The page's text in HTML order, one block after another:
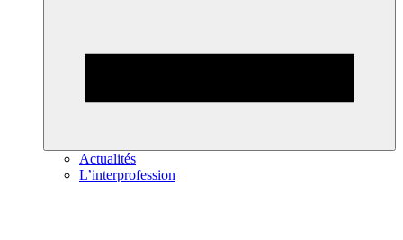
Actualités
L’interprofession